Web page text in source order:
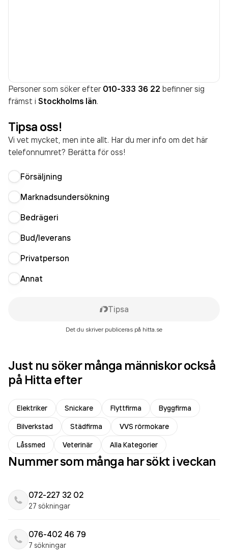
Personer som söker efter 010-333 36 22 befinner sig
främst i Stockholms län.
Tipsa oss!
Vi vet mycket, men inte allt. Har du mer info om det här
telefonnumret? Berätta för oss!
Försäljning
Marknadsundersökning
Bedrägeri
Bud/leverans
Privatperson
Annat
Tipsa
Det du skriver publiceras på hitta.se
Just nu söker många människor också
på Hitta efter
Elektriker Snickare Flyttfirma
Byggfirma
Bilverkstad
Städfirma
VVS rörmokare
Låssmed
Veterinär Alla Kategorier
Nummer som många har sökt i veckan
072-227 32 02
27 sökningar
076-402 46 79
7 sökningar